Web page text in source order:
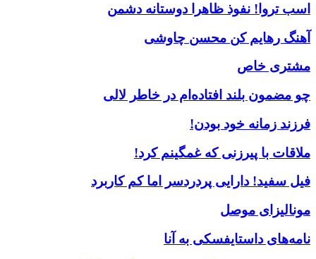
اسب تروا! نفوذ ظاهرا دوستانه دشمن
آهنگ رهایم کن محسن چاوشی
مشتری خاص
چو مضمون بلند افتاده‌ام در خاطر لالی
فرزند زمانه خود بودن!
ملاقات با پیرزنی که غمگینم کرد!
فیل سفید! دارایی پردردسر اما کم کاربرد
مونالیزای موصل
نامه‌های داستایفسکی به آنا